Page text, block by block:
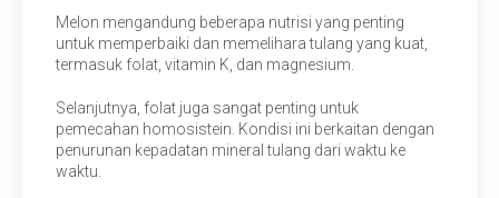
Melon mengandung beberapa nutrisi yang penting
untuk memperbaiki dan memelihara tulang yang kuat,
termasuk folat, vitamin K, dan magnesium.
Selanjutnya, folat juga sangat penting untuk
pemecahan homosistein. Kondisi ini berkaitan dengan
penurunan kepadatan mineral tulang dari waktu ke
waktu.